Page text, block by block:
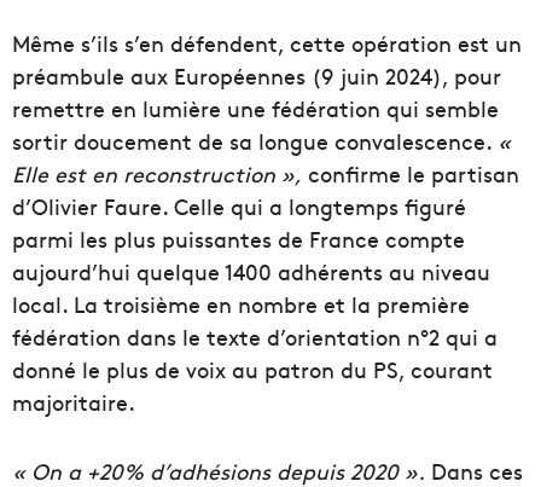
Même s’ils s’en défendent, cette opération est un
préambule aux Européennes (9 juin 2024), pour
remettre en lumière une fédération qui semble
sortir doucement de sa longue convalescence. «
Elle est en reconstruction », confirme le partisan
d’Olivier Faure. Celle qui a longtemps figuré
parmi les plus puissantes de France compte
aujourd’hui quelque 1400 adhérents au niveau
local. La troisième en nombre et la première
fédération dans le texte d’orientation n°2 qui a
donné le plus de voix au patron du PS, courant
majoritaire.
« On a +20% d’adhésions depuis 2020 ». Dans ces